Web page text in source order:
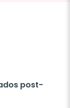
post-